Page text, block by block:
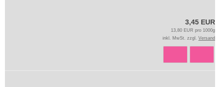
3,45 EUR
13,80 EUR pro 1000g
inkl. MwSt. zzgl. Versand